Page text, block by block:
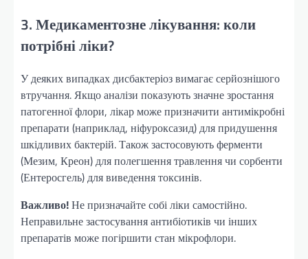
3. Медикаментозне лікування: коли
потрібні ліки?
У деяких випадках дисбактеріоз вимагає серйознішого
втручання. Якщо аналізи показують значне зростання
патогенної флори, лікар може призначити антимікробні
препарати (наприклад, ніфуроксазид) для придушення
шкідливих бактерій. Також застосовують ферменти
(Мезим, Креон) для полегшення травлення чи сорбенти
(Ентеросгель) для виведення токсинів.
Важливо!Не призначайте собі ліки самостійно.
Неправильне застосування антибіотиків чи інших
препаратів може погіршити стан мікрофлори.